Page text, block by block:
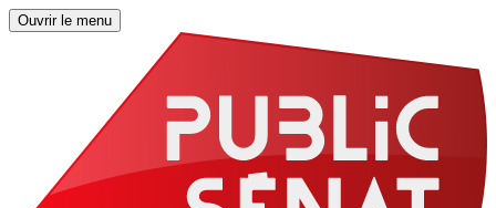
Ouvrir le menu